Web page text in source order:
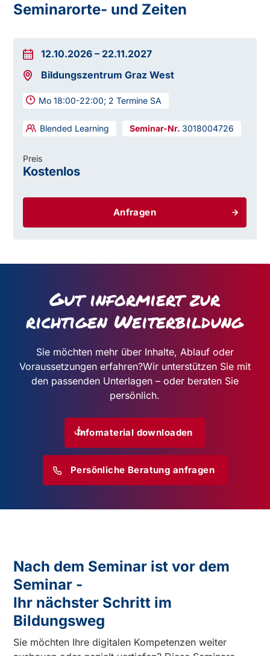
Seminarorte- und Zeiten
12.10.2026 – 22.11.2027
Bildungszentrum Graz West
Mo 18:00-22:00; 2 Termine SA
Blended Learning 3018004726
Anfragen
Preis
Kostenlos
Gut informiert zur
richtigen Weiterbildung
Sie möchten mehr über Inhalte, Ablauf oder
Voraussetzungen erfahren?Wir unterstützen Sie mit
den passenden Unterlagen – oder beraten Sie
persönlich.
Infomaterial downloaden
Persönliche Beratung anfragen
Nach dem Seminar ist vor dem
Seminar -
Ihr nächster Schritt im
Bildungsweg
Sie möchten Ihre digitalen Kompetenzen weiter